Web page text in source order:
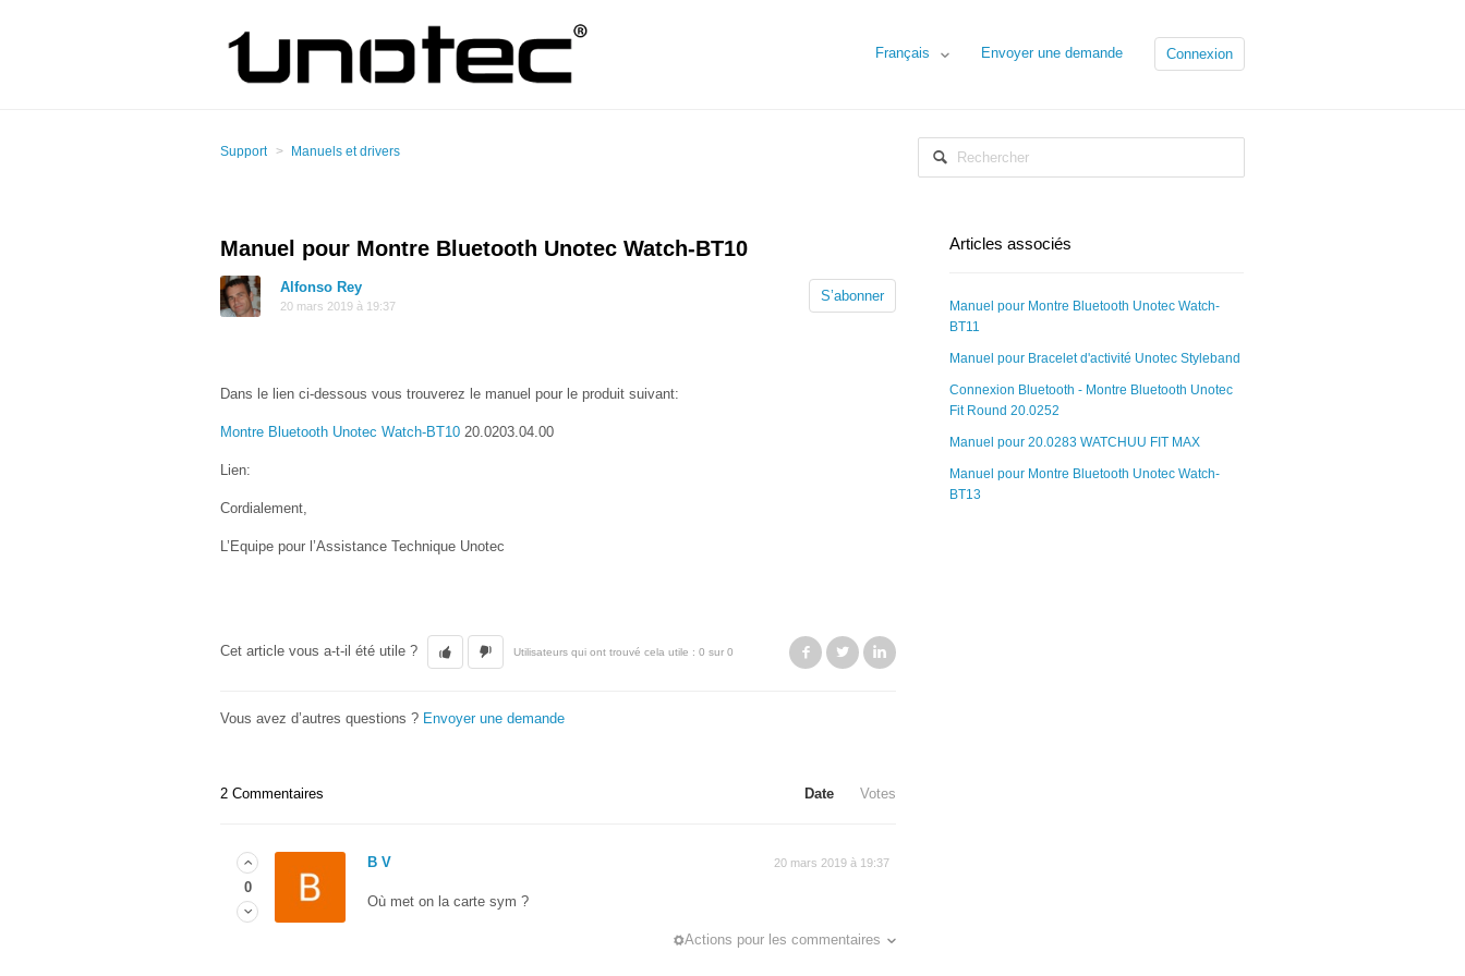
Français Envoyer une demande Connexion
Support Manuels et drivers
Manuel pour Montre Bluetooth Unotec Watch-BT10
Alfonso Rey
20 mars 2019 à 19:37
S’abonner
Dans le lien ci-dessous vous trouverez le manuel pour le produit suivant:
Montre Bluetooth Unotec Watch-BT10 20.0203.04.00
Lien:
Cordialement,
L’Equipe pour l’Assistance Technique Unotec
Cet article vous a-t-il été utile ? Utilisateurs qui ont trouvé cela utile : 0 sur 0 Facebook
Twitter
Vous avez d’autres questions ? Envoyer une demande
2 Commentaires Date Votes
0
B V 20 mars 2019 à 19:37
Où met on la carte sym ?
Actions pour les commentaires
Articles associés
Manuel pour Montre Bluetooth Unotec Watch-
BT11
Manuel pour Bracelet d'activité Unotec Styleband
Connexion Bluetooth - Montre Bluetooth Unotec
Fit Round 20.0252
Manuel pour 20.0283 WATCHUU FIT MAX
Manuel pour Montre Bluetooth Unotec Watch-
BT13